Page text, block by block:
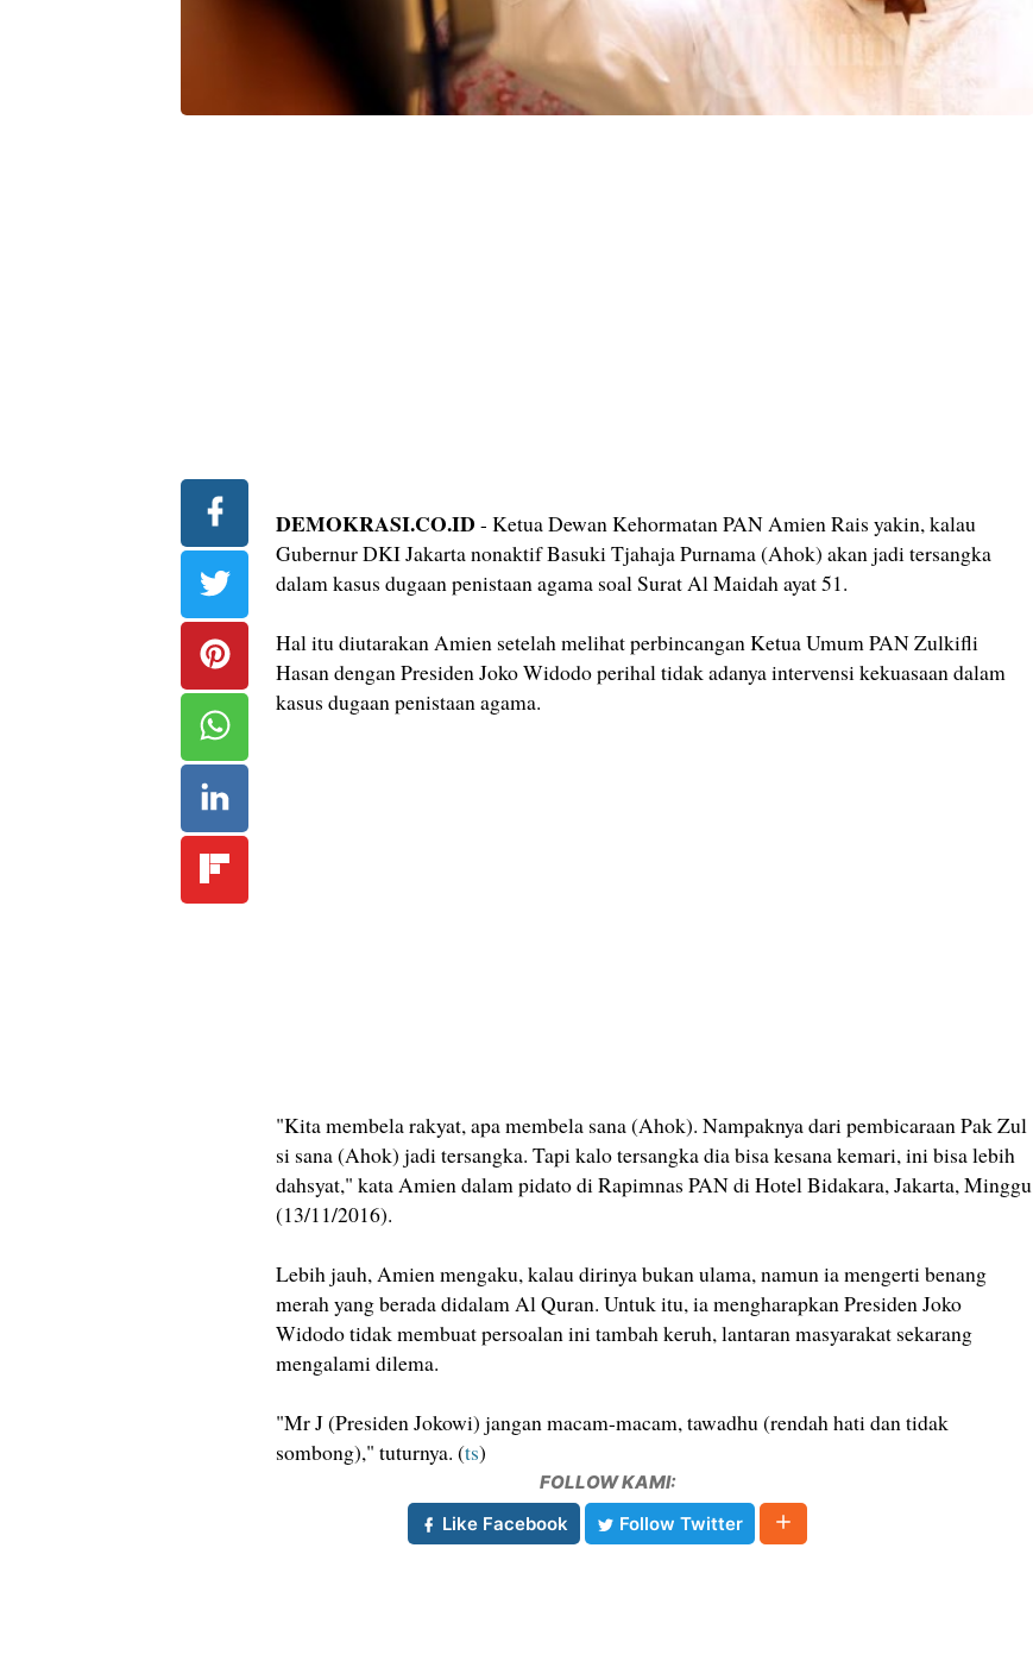
DEMOKRASI.CO.ID - Ketua Dewan Kehormatan PAN Amien Rais yakin, kalau
Gubernur DKI Jakarta nonaktif Basuki Tjahaja Purnama (Ahok) akan jadi tersangka
dalam kasus dugaan penistaan agama soal Surat Al Maidah ayat 51.
Hal itu diutarakan Amien setelah melihat perbincangan Ketua Umum PAN Zulkifli
Hasan dengan Presiden Joko Widodo perihal tidak adanya intervensi kekuasaan dalam
kasus dugaan penistaan agama.
"Kita membela rakyat, apa membela sana (Ahok). Nampaknya dari pembicaraan Pak Zul
si sana (Ahok) jadi tersangka. Tapi kalo tersangka dia bisa kesana kemari, ini bisa lebih
dahsyat," kata Amien dalam pidato di Rapimnas PAN di Hotel Bidakara, Jakarta, Minggu
(13/11/2016).
Lebih jauh, Amien mengaku, kalau dirinya bukan ulama, namun ia mengerti benang
merah yang berada didalam Al Quran. Untuk itu, ia mengharapkan Presiden Joko
Widodo tidak membuat persoalan ini tambah keruh, lantaran masyarakat sekarang
mengalami dilema.
"Mr J (Presiden Jokowi) jangan macam-macam, tawadhu (rendah hati dan tidak
sombong)," tuturnya. (ts)
FOLLOW KAMI:
Like Facebook
Follow Twitter